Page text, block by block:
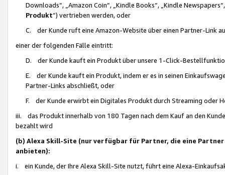
Downloads“, „Amazon Coin“, „Kindle Books“, „Kindle
Produkt“) vertrieben werden, oder
C. der Kunde ruft eine Amazon-Website über einen Partner-Link
einer der folgenden Fälle eintritt:
D. der Kunde kauft ein Produkt über unsere 1-Click-
E. der Kunde kauft ein Produkt, indem er es in seinen
Partner-Links abschließt, oder
F. der Kunde erwirbt ein Digitales Produkt durch Streaming oder
iii. das Produkt innerhalb von 180 Tagen nach dem Kauf an den
bezahlt wird
(b) Alexa Skill-Site (nur verfügbar für Partner, die eine
anbieten):
i. ein Kunde, der Ihre Alexa Skill-Site nutzt, führt eine Alexa-